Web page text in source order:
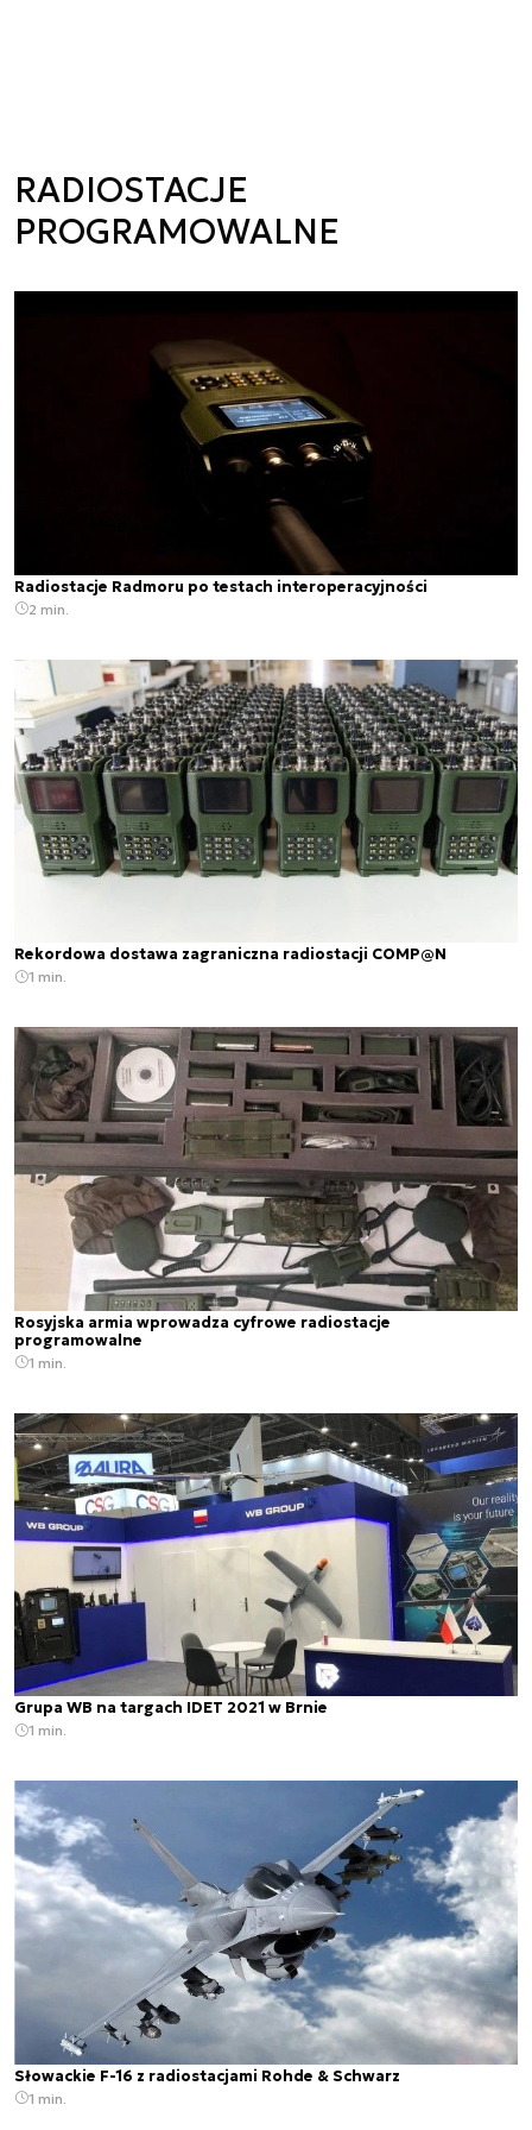
RADIOSTACJE
PROGRAMOWALNE
Radiostacje Radmoru po testach interoperacyjności
2 min.
Rekordowa dostawa zagraniczna radiostacji COMP@N
1 min.
Rosyjska armia wprowadza cyfrowe radiostacje
programowalne
1 min.
Grupa WB na targach IDET 2021 w Brnie
1 min.
Słowackie F-16 z radiostacjami Rohde & Schwarz
1 min.